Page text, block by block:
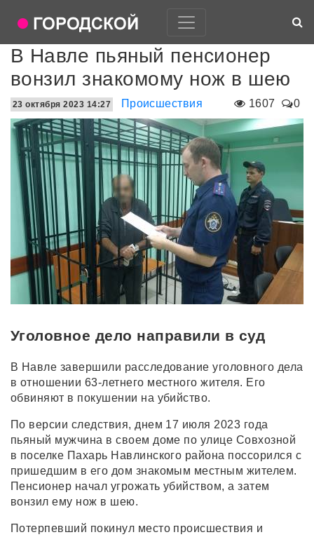
В Навле пьяный пенсионер
вонзил знакомому нож в шею
1607 0
23 октября 2023 14:27 Происшествия
Уголовное дело направили в суд
В Навле завершили расследование уголовного дела
в отношении 63-летнего местного жителя. Его
обвиняют в покушении на убийство.
По версии следствия, днем 17 июля 2023 года
пьяный мужчина в своем доме по улице Совхозной
в поселке Пахарь Навлинского района поссорился с
пришедшим в его дом знакомым местным жителем.
Пенсионер начал угрожать убийством, а затем
вонзил ему нож в шею.
Потерпевший покинул место происшествия и